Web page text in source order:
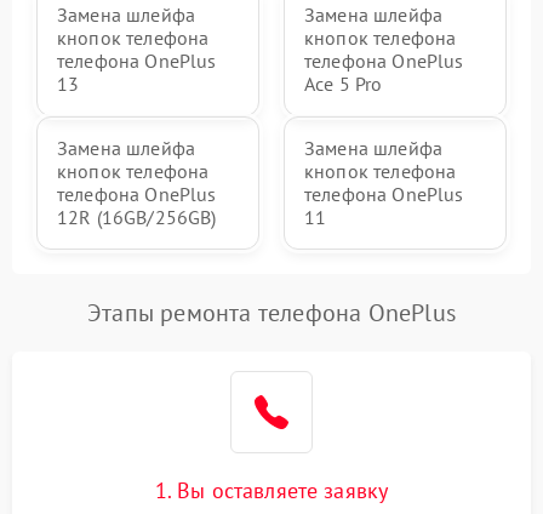
Замена шлейфа
кнопок телефона
телефона OnePlus
13
Замена шлейфа
кнопок телефона
телефона OnePlus
Ace 5 Pro
Замена шлейфа
кнопок телефона
телефона OnePlus
12R (16GB/256GB)
Замена шлейфа
кнопок телефона
телефона OnePlus
11
Этапы ремонта телефона OnePlus
1. Вы оставляете заявку